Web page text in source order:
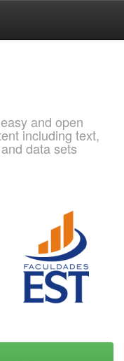
and open
including text,
data sets